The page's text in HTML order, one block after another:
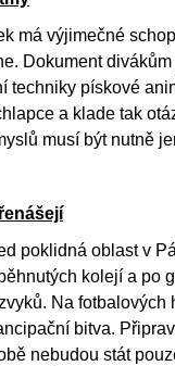
má výjimečné
Dokument
techniky pískové
a klade tak
musí být nutně
poklidná oblast v
kolejí a po
Na fotbalových
bitva.
nebudou stát